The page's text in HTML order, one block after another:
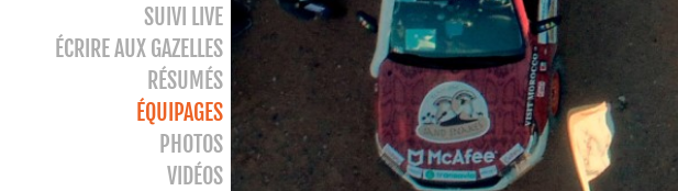
SUIVI LIVE
ÉCRIRE AUX GAZELLES
RÉSUMÉS
ÉQUIPAGES
PHOTOS
VIDÉOS